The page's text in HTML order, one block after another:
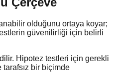
olduğunu ortaya koyar;
güvenilirliği için belirli
Hipotez testleri için gerekli
bir biçimde